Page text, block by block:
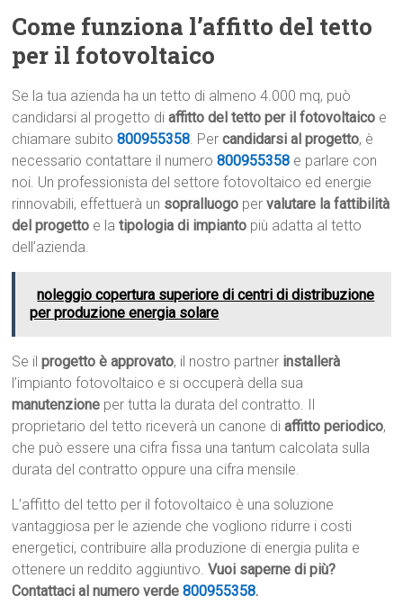
Come funziona l’affitto del tetto
per il fotovoltaico
Se la tua azienda ha un tetto di almeno 4.000 mq, può
candidarsi al progetto diaffitto del tetto per il fotovoltaico e
chiamare subito800955358. Percandidarsi al progetto, è
necessario contattare il numero800955358 e parlare con
noi. Un professionista del settore fotovoltaico ed energie
rinnovabili, effettuerà un sopralluogo pervalutare la fattibilità
del progetto e latipologia di impianto più adatta al tetto
dell’azienda.
noleggio copertura superiore di centri di distribuzione
per produzione energia solare
Se ilprogetto è approvato, il nostro partner installerà
l’impianto fotovoltaico e si occuperà della sua
manutenzione per tutta la durata del contratto. Il
proprietario del tetto riceverà un canone diaffitto periodico,
che può essere una cifra fissa una tantum calcolata sulla
durata del contratto oppure una cifra mensile.
L’affitto del tetto per il fotovoltaico è una soluzione
vantaggiosa per le aziende che vogliono ridurre i costi
energetici, contribuire alla produzione di energia pulita e
ottenere un reddito aggiuntivo.Vuoi saperne di più?
Contattaci al numero verde800955358.